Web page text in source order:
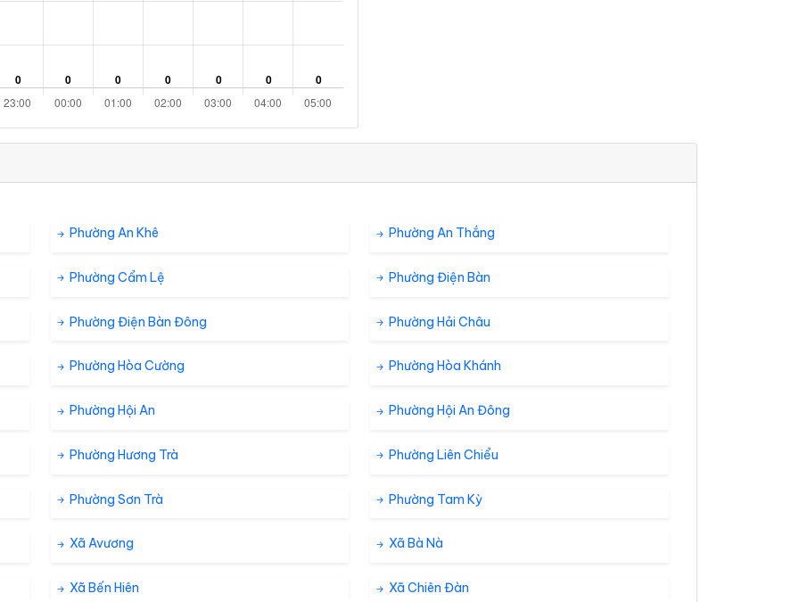
26% % 7.6 km/h
24% %
21% %
17% %
Phường An Khê Phường An Thắng
Phường Cẩm Lệ Phường Điện Bàn
Phường Điện Bàn Đông Phường Hải Châu
Phường Hòa Cường Phường Hòa Khánh
Phường Hội An Phường Hội An Đông
Phường Hương Trà Phường Liên Chiểu
Phường Sơn Trà Phường Tam Kỳ
Xã Avương Xã Bà Nà
Xã Bến Hiên Xã Chiên Đàn